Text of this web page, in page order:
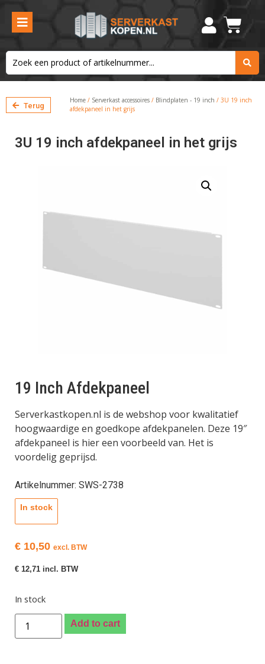
Terug
Home / Serverkast accessoires / Blindplaten - 19 inch / 3U 19 inch
afdekpaneel in het grijs
3U 19 inch afdekpaneel in het grijs
19 Inch Afdekpaneel
Serverkastkopen.nl is de webshop voor kwalitatief
hoogwaardige en goedkope afdekpanelen. Deze 19″
afdekpaneel is hier een voorbeeld van. Het is
voordelig geprijsd.
Artikelnummer: SWS-2738
In stock
€ 10,50 excl. BTW
€ 12,71 incl. BTW
In stock
Add to cart